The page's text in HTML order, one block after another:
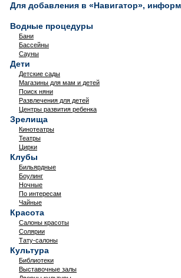
Для добавления в «Навигатор»,
Водные процедуры
Бани
Бассейны
Сауны
Дети
Детские сады
Магазины для мам и детей
Поиск няни
Развлечения для детей
Центры развития ребенка
Зрелища
Кинотеатры
Театры
Цирки
Клубы
Бильярдные
Боулинг
Ночные
По интересам
Чайные
Красота
Салоны красоты
Солярии
Тату-салоны
Культура
Библиотеки
Выставочные залы